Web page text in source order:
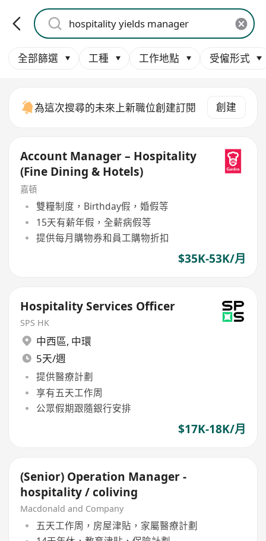
全部篩選 工種 工作地點 受僱形式
為這次搜尋的未來上新職位創建訂閱 創建
Account Manager – Hospitality
(Fine Dining & Hotels)
嘉頓
雙糧制度，Birthday假，婚假等
15天有薪年假，全薪病假等
提供每月購物券和員工購物折扣
$35K-53K/月
Hospitality Services Officer
SPS HK
中西區, 中環
5天/週
提供醫療計劃
享有五天工作周
公眾假期跟隨銀行安排
$17K-18K/月
(Senior) Operation Manager -
hospitality / coliving
Macdonald and Company
五天工作周，房屋津貼，家屬醫療計劃